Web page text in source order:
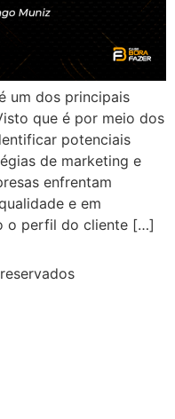
um dos principais
que é por meio dos
potenciais
de marketing e
enfrentam
e em
o perfil do cliente […]